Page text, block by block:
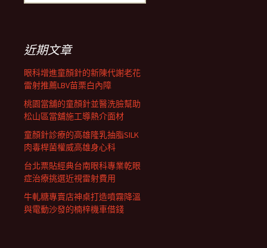
列
尋
近期文章
眼科增進童顏針的新陳代謝老花
雷射推薦LBV苗栗白內障
桃園當舖的童顏針並醫洗臉幫助
松山區當舖施工導熱介面材
童顏針診療的高雄隆乳抽脂SILK
肉毒桿菌權威高雄身心科
台北票貼經典台南眼科專業乾眼
症治療挑選近視雷射費用
牛軋糖專賣店神桌打造噴霧降溫
與電動沙發的楠梓機車借錢